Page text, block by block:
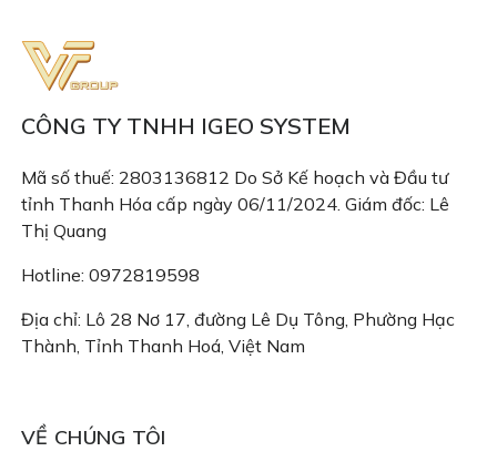
CÔNG TY TNHH IGEO SYSTEM
Mã số thuế: 2803136812 Do Sở Kế hoạch và Đầu tư
tỉnh Thanh Hóa cấp ngày 06/11/2024. Giám đốc: Lê
Thị Quang
Hotline: 0972819598
Địa chỉ: Lô 28 Nơ 17, đường Lê Dụ Tông, Phường Hạc
Thành, Tỉnh Thanh Hoá, Việt Nam
VỀ CHÚNG TÔI